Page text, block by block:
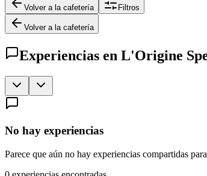
Volver a la cafetería Filtros
Volver a la cafetería
Experiencias en L'Origine
No hay experiencias
Parece que aún no hay experiencias compartidas